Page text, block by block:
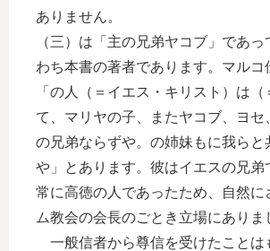
ありません。
（三）は「主の兄弟ヤコブ」であ
わち本書の著者であります。マルコ
「の人（＝イエス・キリスト）は（
て、マリヤの子、またヤコブ、ヨセ
の兄弟ならずや。の姉妹もに我らと
や」とあります。彼はイエスの兄弟
常に高徳の人であったため、自然に
ム教会の会長のごとき立場にありま
一般信者から尊信を受けたことは